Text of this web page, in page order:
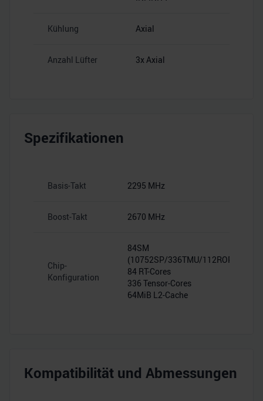
Kühlung Axial
Anzahl Lüfter 3x Axial
Spezifikationen
Basis-Takt 2295 MHz
Boost-Takt 2670 MHz
Chip-
Konfiguration
84SM
(10752SP/336TMU/112ROP)
84 RT-Cores
336 Tensor-Cores
64MiB L2-Cache
Kompatibilität und Abmessungen